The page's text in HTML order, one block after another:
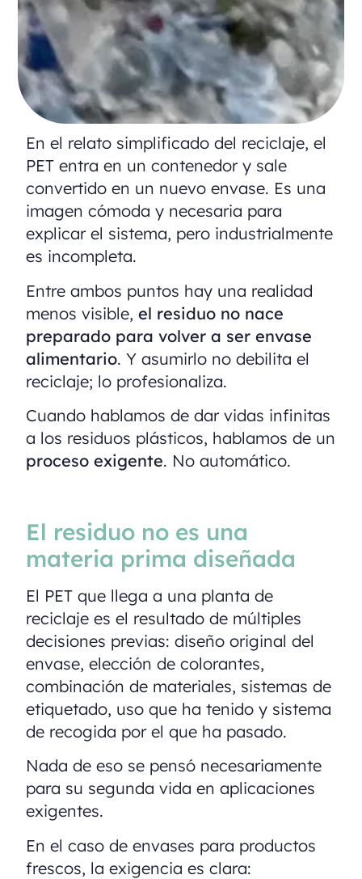
En el relato simplificado del reciclaje, el
PET entra en un contenedor y sale
convertido en un nuevo envase. Es una
imagen cómoda y necesaria para
explicar el sistema, pero industrialmente
es incompleta.
Entre ambos puntos hay una realidad
menos visible,el residuo no nace
preparado para volver a ser envase
alimentario. Y asumirlo no debilita el
reciclaje; lo profesionaliza.
Cuando hablamos de dar vidas infinitas
a los residuos plásticos, hablamos de un
proceso exigente. No automático.
El residuo no es una
materia prima diseñada
El PET que llega a una planta de
reciclaje es el resultado de múltiples
decisiones previas: diseño original del
envase, elección de colorantes,
combinación de materiales, sistemas de
etiquetado, uso que ha tenido y sistema
de recogida por el que ha pasado.
Nada de eso se pensó necesariamente
para su segunda vida en aplicaciones
exigentes.
En el caso de envases para productos
frescos, la exigencia es clara: